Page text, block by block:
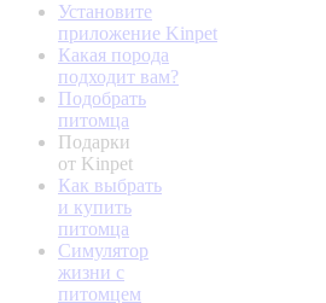
Установите
приложение Kinpet
Какая порода
подходит вам?
Подобрать
питомца
Подарки
от Kinpet
Как выбрать
и купить
питомца
Симулятор
жизни с
питомцем